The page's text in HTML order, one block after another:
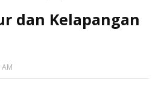
dan Kelapangan